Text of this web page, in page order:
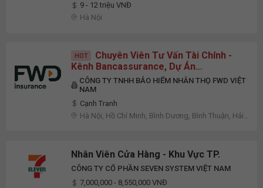
9 - 12 triệu VNĐ
Hà Nội
HOT
Chuyên Viên Tư Vấn Tài Chính -
Kênh Bancassurance, Dự Án
Vietcombank Toàn Quốc
CÔNG TY TNHH BẢO HIỂM NHÂN THỌ FWD VIỆT
NAM
Cạnh Tranh
Hà Nội, Hồ Chí Minh, Bình Dương, Bình Thuận, Hải
Nhân Viên Cửa Hàng - Khu Vực TP.
CÔNG TY CỔ PHẦN SEVEN SYSTEM VIỆT NAM
7,000,000 - 8,550,000 VNĐ